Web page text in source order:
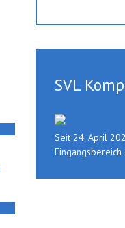
SVL
Seit 24. April